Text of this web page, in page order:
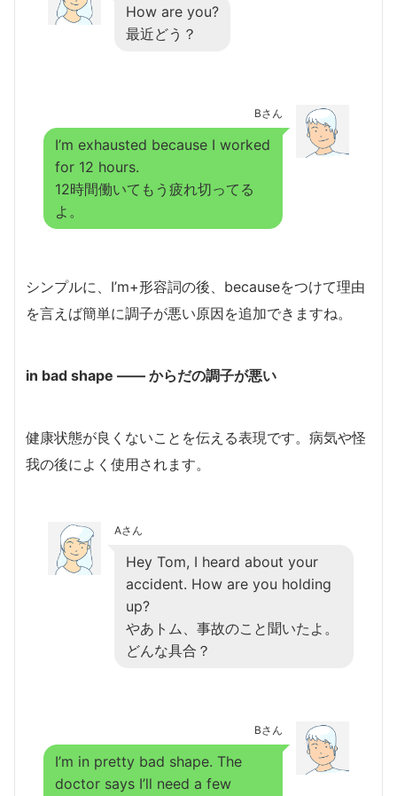
How are you?
最近どう？
Bさん
I’m exhausted because I worked
for 12 hours.
12時間働いてもう疲れ切ってる
よ。
シンプルに、I’m+形容詞の後、becauseをつけて理由
を言えば簡単に調子が悪い原因を追加できますね。
in bad shape ―― からだの調子が悪い
健康状態が良くないことを伝える表現です。病気や怪
我の後によく使用されます。
Aさん
Hey Tom, I heard about your
accident. How are you holding
up?
やあトム、事故のこと聞いたよ。
どんな具合？
Bさん
I’m in pretty bad shape. The
doctor says I’ll need a few